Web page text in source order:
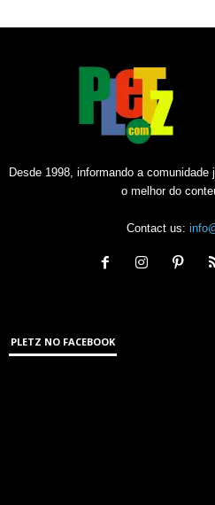
Desde 1998, informando a
o melhor do
Contact us:
PLETZ NO FACEBOOK